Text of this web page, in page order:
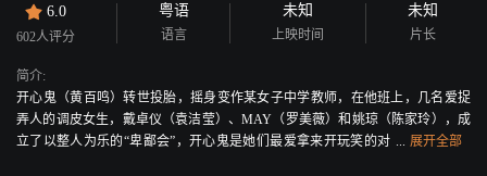
6.0
602人评分
粤语
语言
未知
上映时间
未知
片长
简介:
开心鬼（黄百鸣）转世投胎，摇身变作某女子中学教师，在他班上，几名爱捉
弄人的调皮女生，戴卓仪（袁洁莹）、MAY（罗美薇）和姚琼（陈家玲），成
立了以整人为乐的“卑鄙会”，开心鬼是她们最爱拿来开玩笑的对